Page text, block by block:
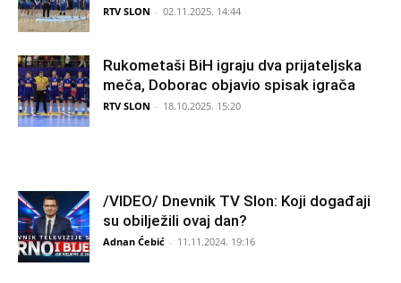
RTV SLON - 02.11.2025. 14:44
Rukometaši BiH igraju dva prijateljska
meča, Doborac objavio spisak igrača
RTV SLON - 18.10.2025. 15:20
/VIDEO/ Dnevnik TV Slon: Koji događaji
su obilježili ovaj dan?
Adnan Ćebić - 11.11.2024. 19:16